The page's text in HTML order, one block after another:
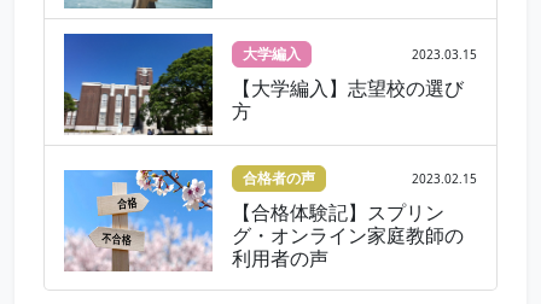
大学編入 2023.03.15
【大学編入】志望校の選び
方
合格者の声 2023.02.15
【合格体験記】スプリン
グ・オンライン家庭教師の
利用者の声